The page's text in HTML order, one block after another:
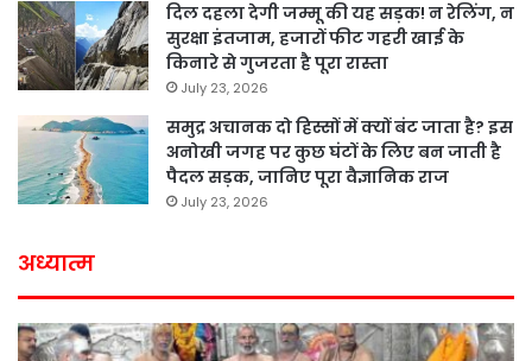
दिल दहला देगी जम्मू की यह सड़क! न रेलिंग, न
सुरक्षा इंतजाम, हजारों फीट गहरी खाई के
किनारे से गुजरता है पूरा रास्ता
July 23, 2026
समुद्र अचानक दो हिस्सों में क्यों बंट जाता है? इस
अनोखी जगह पर कुछ घंटों के लिए बन जाती है
पैदल सड़क, जानिए पूरा वैज्ञानिक राज
July 23, 2026
अध्यात्म